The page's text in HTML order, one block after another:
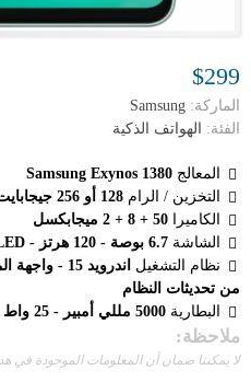
$299
الماركة: Samsung
الفئة:
الهواتف الذكية
المعالج Samsung Exynos 1380
التخزين / الرام 128 أو 256 جيجابايت - الرام6 أو 8 جيجابايت
الكاميرا
50 + 8 + 2 ميجابكسل
الشاشة 6.7 بوصة - 120 هرتز - Super AMOLED
نظام التشغيل
من تحديثات النظام
البطارية 5000 مللي أمبير - 25 واط
ملاحظة:
لا يمكننا ضمان أن المعلومات الموجودة في هذه